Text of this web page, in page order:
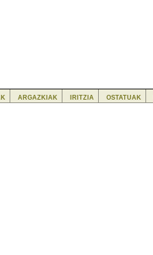
argazkiak iritzia ostatuak